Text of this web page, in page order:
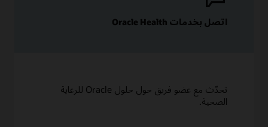
اتصل بخدمات Oracle Health
تحدّث مع عضو فريق حول حلول Oracle للرعاية
الصحية.